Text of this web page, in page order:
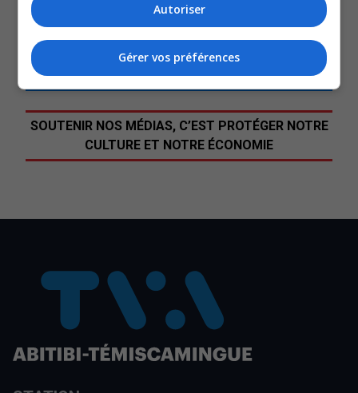
QUESTION DU JOUR
Commentaires
SOUTENIR NOS MÉDIAS, C’EST PROTÉGER NOTRE
CULTURE ET NOTRE ÉCONOMIE
Autoriser
Gérer vos préférences